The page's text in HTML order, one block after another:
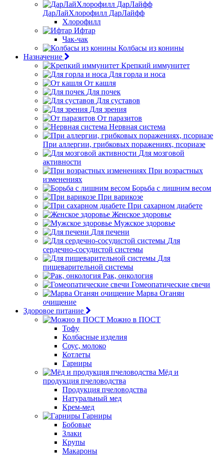
ДарЛайХлорофилл ДарЛайфф
Хлорофилл
Ифтар
Чак-чак
Колбасы из конины
Назначение
Крепкий иммунитет
Для горла и носа
От кашля
Для почек
Для суставов
Для зрения
От паразитов
Нервная система
При аллергии, грибковых поражениях, псориазе
Для мозговой
активности
При возрастных
изменениях
Борьба с лишним весом
При варикозе
При сахарном диабете
Женское здоровье
Мужское здоровье
Для печени
Для
сердечно-сосудистой системы
Для
пищеварительной системы
Рак, онкология
Гомеопатические свечи
Марва Оганян
очищение
Здоровое питание
Можно в ПОСТ
Тофу
Колбасные изделия
Соус, молоко
Котлеты
Гарниры
Мёд и
продукция пчеловодства
Продукция пчеловодства
Натуральный мед
Крем-мед
Гарниры
Бобовые
Злаки
Крупы
Макароны